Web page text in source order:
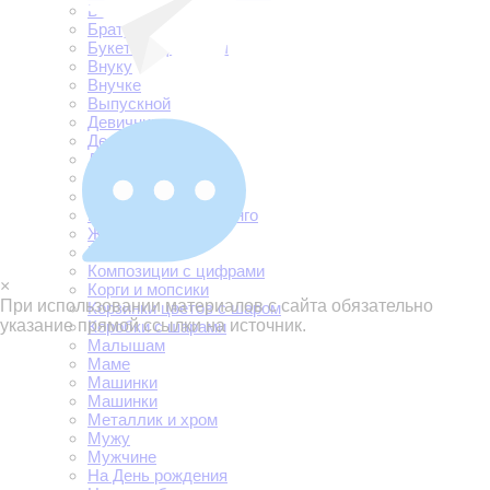
Боссу
Брату
Букеты и фонтаны
Внуку
Внучке
Выпускной
Девичник
Дедушке
Дембель
Динозавры
Дочке
Единороги и фламинго
Жене
Женщине
Композиции с цифрами
Корги и мопсики
Корзинки цветов с шаром
Коробки с шарами
Малышам
Маме
Машинки
Машинки
Металлик и хром
Мужу
Мужчине
На День рождения
×
При использовании материалов с сайта обязательно
указание прямой ссылки на источник.